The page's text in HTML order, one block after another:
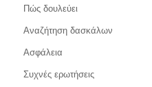
Πώς δουλεύει
Αναζήτηση δασκάλων
Ασφάλεια
Συχνές ερωτήσεις